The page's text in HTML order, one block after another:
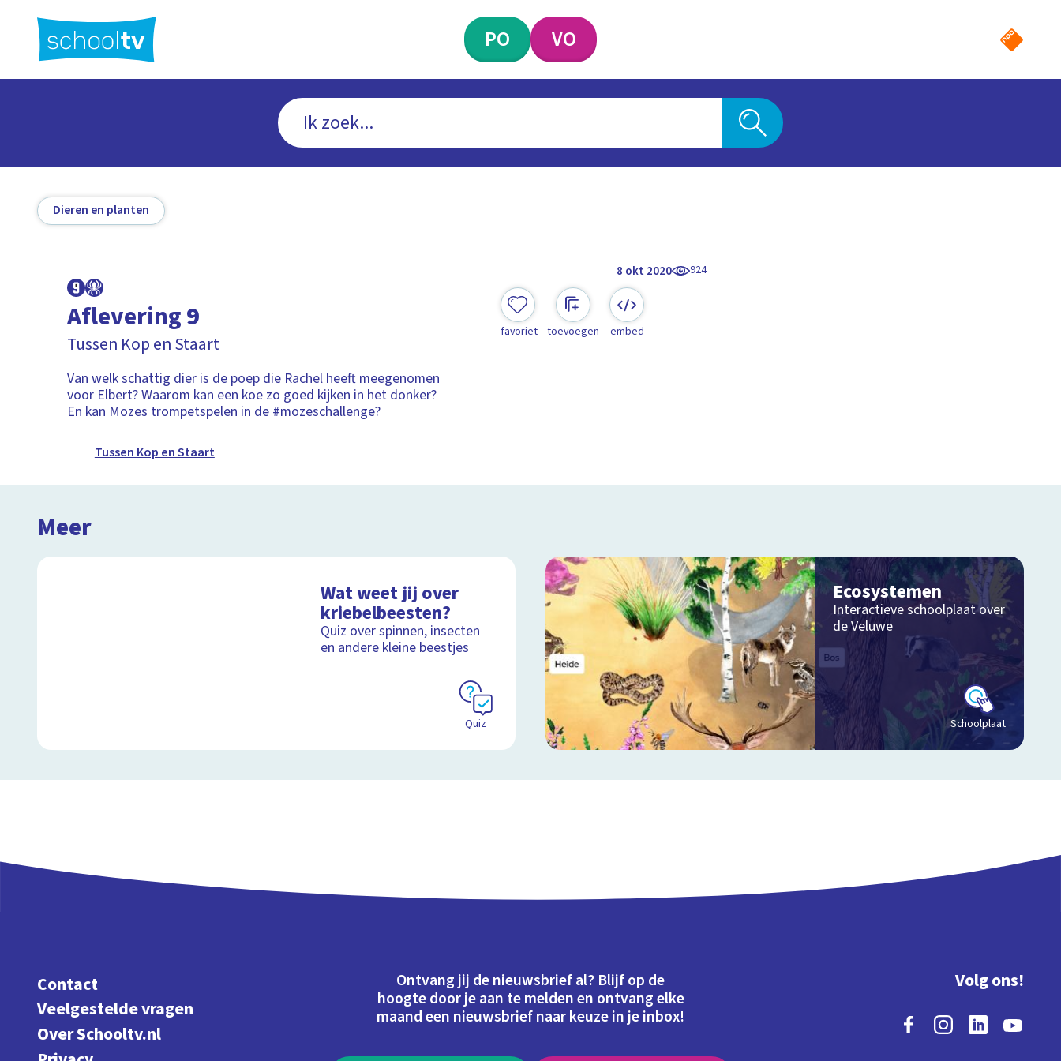
hoofdinhoud
PO VO
Dieren en planten
8 okt 2020 924
Aflevering 9
Tussen Kop en Staart
Van welk schattig dier is de poep die Rachel heeft meegenomen
voor Elbert? Waarom kan een koe zo goed kijken in het donker?
En kan Mozes trompetspelen in de #mozeschallenge?
Tussen Kop en Staart
favoriet toevoegen embed
Meer
Wat weet jij over
kriebelbeesten?
Quiz over spinnen, insecten
en andere kleine beestjes
Quiz
Ecosystemen
Interactieve schoolplaat over
de Veluwe
Schoolplaat
Contact
Veelgestelde vragen
Over Schooltv.nl
Ontvang jij de nieuwsbrief al? Blijf op de
hoogte door je aan te melden en ontvang elke
maand een nieuwsbrief naar keuze in je inbox!
Volg ons!